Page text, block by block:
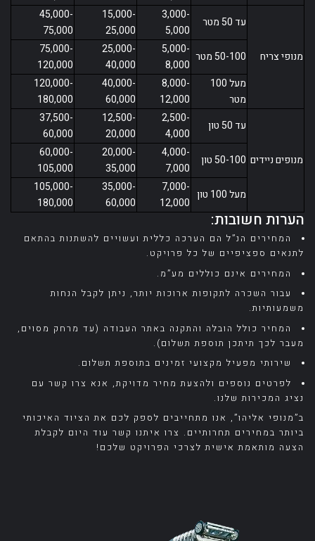
מנופי צריח
עד 50 מטר
3,000-
5,000
15,000-
25,000
45,000-
75,000
50-100 מטר
5,000-
8,000
25,000-
40,000
75,000-
120,000
מעל 100
מטר
8,000-
12,000
40,000-
60,000
120,000-
180,000
מנופים ניידים
עד 50 טון
2,500-
4,000
12,500-
20,000
37,500-
60,000
50-100 טון
4,000-
7,000
20,000-
35,000
60,000-
105,000
מעל 100 טון
7,000-
12,000
35,000-
60,000
105,000-
180,000
הערות חשובות:
המחירים הנ”ל הם הערכה כללית ועשויים להשתנות בהתאם
לתנאים ספציפיים של כל פרויקט.
המחירים אינם כוללים מע”מ.
עבור השכרה לתקופות ארוכות יותר, ניתן לקבל הנחות
משמעותיות.
המחיר כולל הובלה והתקנה באתר העבודה (עד מרחק מסוים,
מעבר לכך תיתכן תוספת תשלום).
שירותי מפעיל מקצועי זמינים בתוספת תשלום.
לפרטים נוספים ולהצעת מחיר מדויקת, אנא צרו קשר עם
נציג המכירות שלנו.
ב”מנופי אליהו”, אנו מתחייבים לספק לכם את הציוד האיכותי
ביותר במחירים תחרותיים. צרו איתנו קשר עוד היום לקבלת
הצעה מותאמת אישית לצרכי הפרויקט שלכם!